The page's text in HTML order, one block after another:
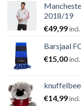
2018/19
€49,99
Barsjaal
€15,00
€14,99